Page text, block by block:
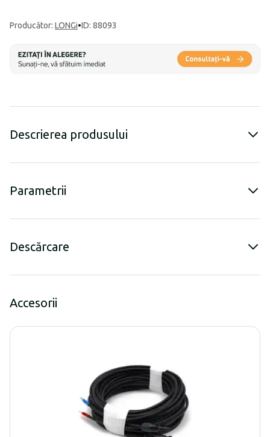
Producător: LONGi•ID: 88093
Descrierea produsului
Parametrii
Descărcare
Accesorii